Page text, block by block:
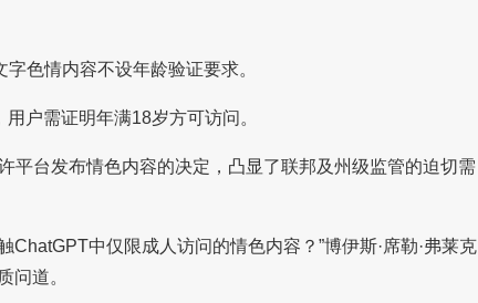
色情内容不设年龄验证要求。
户需证明年满18岁方可访问。
平台发布情色内容的决定，凸显了联邦及州级监管的迫切需
ChatGPT中仅限成人访问的情色内容？”博伊斯·席勒·弗莱克
问道。